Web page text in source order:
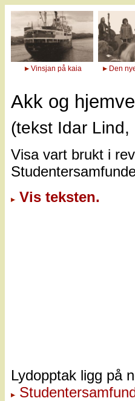
Vinsjan på kaia Den
Akk og hjemve
(tekst Idar
Visa vart brukt i
Vis teksten.
Lydopptak ligg på